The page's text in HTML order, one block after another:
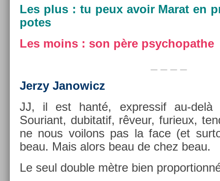
Les plus : tu peux avoir Marat en
potes
Les moins : son père psyc­hopat­he
Jerzy Janowicz
JJ, il est hanté, ex­pres­sif au-delà
Souriant, dubitatif, rêveur, furieux,
ne nous voilons pas la face (et
beau. Mais alors beau de chez beau.
Le seul doub­le mètre bien